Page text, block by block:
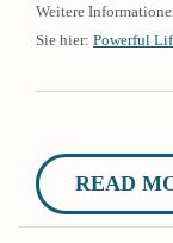
Weitere
Sie hier: Powerful
READ